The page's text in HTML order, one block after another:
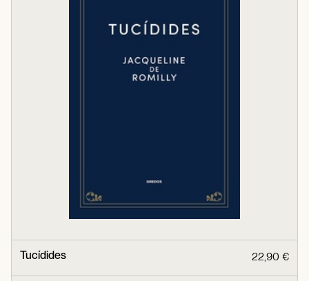
Tucídides 22,90 €